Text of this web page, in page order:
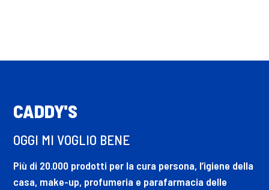
CADDY'S
OGGI MI VOGLIO BENE
Più di 20.000 prodotti per la cura persona, l’igiene della
casa, make-up, profumeria e parafarmacia delle